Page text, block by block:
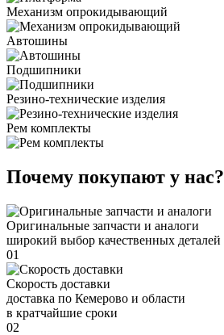
Механизм опрокидывающий
Автошины
Подшипники
Резино-технические изделия
Рем комплекты
Почему покупают у нас?
Оригинальные запчасти и аналоги
широкий выбор качественных деталей
01
Скорость доставки
доставка по Кемерово и области
в кратчайшие сроки
02